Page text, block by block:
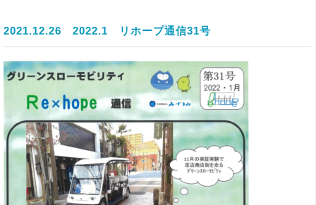
2021.12.26 2022.1 リホープ通信31号